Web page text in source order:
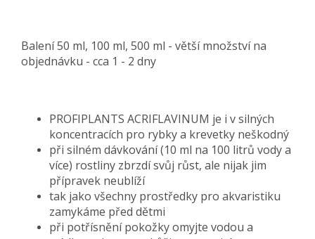
Balení 50 ml, 100 ml, 500 ml - větší množství na
objednávku - cca 1 - 2 dny
PROFIPLANTS ACRIFLAVINUM je i v silných
koncentracích pro rybky a krevetky neškodný
při silném dávkování (10 ml na 100 litrů vody a
více) rostliny zbrzdí svůj růst, ale nijak jim
přípravek neublíží
tak jako všechny prostředky pro akvaristiku
zamykáme před dětmi
při potřísnění pokožky omyjte vodou a